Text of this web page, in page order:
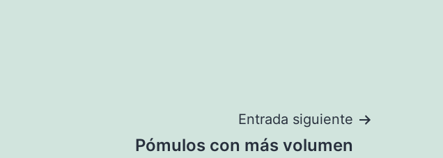
Entrada siguiente
Pómulos con más volumen